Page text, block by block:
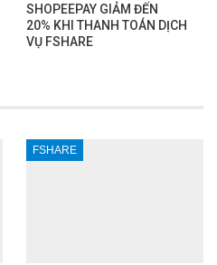
SHOPEEPAY GIẢM ĐẾN
20% KHI THANH TOÁN DỊCH
VỤ FSHARE
FSHARE